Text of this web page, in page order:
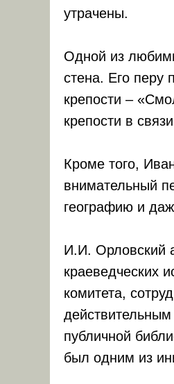
утрачены.
Одной из
стена. Его перу
крепости –
крепости в
Кроме того,
внимательный
географию и
И.И. Орловский
краеведческих
комитета,
действительным
публичной
был одним из